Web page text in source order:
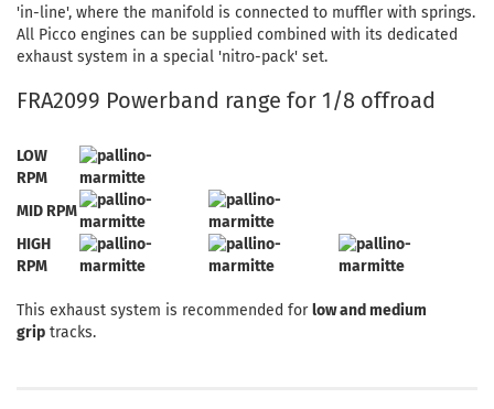
'in-line', where the manifold is connected to muffler with springs.
All Picco engines can be supplied combined with its dedicated
exhaust system in a special 'nitro-pack' set.
FRA2099 Powerband range for 1/8 offroad
LOW
RPM
MID RPM
HIGH
RPM
This exhaust system is recommended forlow and medium
grip tracks.